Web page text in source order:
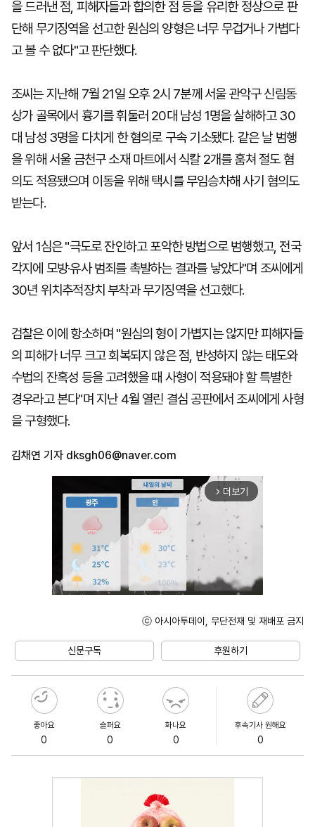
을 드러낸 점, 피해자들과 합의한 점 등을 유리한 정상으로 판
단해 무기징역을 선고한 원심의 양형은 너무 무겁거나 가볍다
고 볼 수 없다"고 판단했다.
조씨는 지난해 7월 21일 오후 2시 7분께 서울 관악구 신림동
상가 골목에서 흉기를 휘둘러 20대 남성 1명을 살해하고 30
대 남성 3명을 다치게 한 혐의로 구속 기소됐다. 같은 날 범행
을 위해 서울 금천구 소재 마트에서 식칼 2개를 훔쳐 절도 혐
의도 적용됐으며 이동을 위해 택시를 무임승차해 사기 혐의도
받는다.
앞서 1심은 "극도로 잔인하고 포악한 방법으로 범행했고, 전국
각지에 모방·유사 범죄를 촉발하는 결과를 낳았다"며 조씨에게
30년 위치추적장치 부착과 무기징역을 선고했다.
검찰은 이에 항소하며 "원심의 형이 가볍지는 않지만 피해자들
의 피해가 너무 크고 회복되지 않은 점, 반성하지 않는 태도와
수법의 잔혹성 등을 고려했을 때 사형이 적용돼야 할 특별한
경우라고 본다"며 지난 4월 열린 결심 공판에서 조씨에게 사형
을 구형했다.
김채연 기자 dksgh06@naver.com
arrow_forward_ios 더보기
ⓒ 아시아투데이, 무단전재 및 재배포 금지
신문구독 후원하기
좋아요
0
슬퍼요
0
화나요
0
후속기사 원해요
0